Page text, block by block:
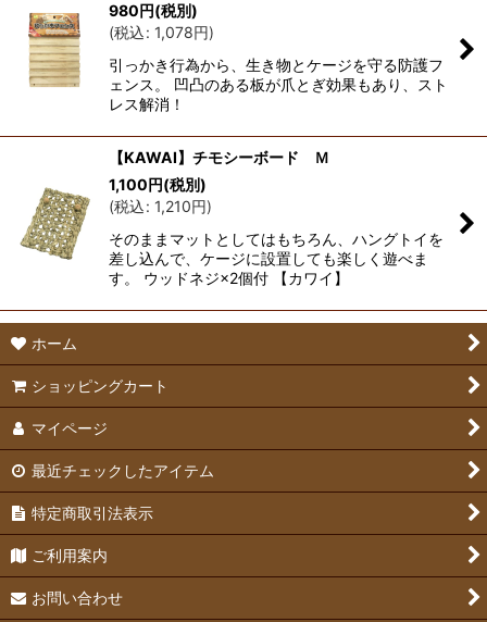
980円(税別)
(税込: 1,078円)
引っかき行為から、生き物とケージを守る防護フ
ェンス。 凹凸のある板が爪とぎ効果もあり、スト
レス解消！
【KAWAI】チモシーボード Ｍ
1,100円(税別)
(税込: 1,210円)
そのままマットとしてはもちろん、ハングトイを
差し込んで、ケージに設置しても楽しく遊べま
す。 ウッドネジ×2個付 【カワイ】
ホーム
ショッピングカート
マイページ
最近チェックしたアイテム
特定商取引法表示
ご利用案内
お問い合わせ